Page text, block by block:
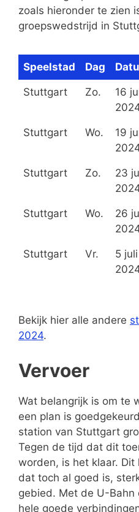
zoals hieronder te zien
groepswedstrijd in
Speelstad Dag
Stuttgart Zo.
16
Stuttgart Wo.
19
Stuttgart Zo.
23
Stuttgart Wo.
26
Stuttgart Vr.
5 juli
Bekijk hier alle andere
2024.
Vervoer
Wat belangrijk is om te
een plan is
station van Stuttgart
Tegen de tijd dat dit
worden, is het klaar.
dat toch al goed is,
gebied. Met de U-
hele goede